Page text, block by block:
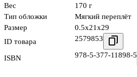
Вес
170 г
Тип обложки
Мягкий переплёт
Размер
0.5x21x29
ID товара
2579853
ISBN 978-5-377-11898-5